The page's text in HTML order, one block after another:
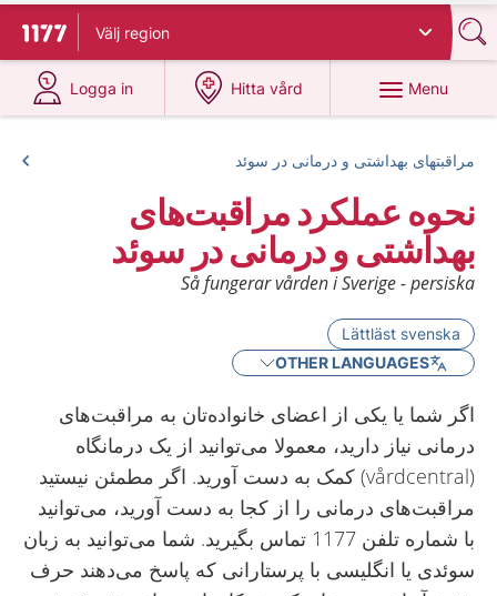
To start page for 1177
Välj region
Logga in
at 1177.se
Hitta vård
at 1177.se
Menu
مراقبتهای بهداشتی و درمانی در سوئد
نحوه عملکرد مراقبت‌های
بهداشتی و درمانی در سوئد
Så fungerar vården i Sverige - persiska
Lättläst svenska
OTHER LANGUAGES
اگر شما یا یکی از اعضای خانواده‌تان به مراقبت‌های
درمانی نیاز دارید، معمولا می‌توانید از یک درمانگاه
(vårdcentral) کمک به دست آورید. اگر مطمئن نیستید
مراقبت‌های درمانی را از کجا به دست آورید، می‌توانید
با شماره تلفن 1177 تماس بگیرید. شما می‌توانید به زبان
سوئدی یا انگلیسی با پرستارانی که پاسخ می‌دهند حرف